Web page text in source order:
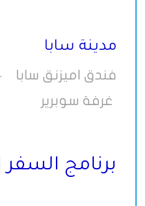
مدينة سابا
فندق اميزنق سابا
غرفة سوبرير
برنامج السفر